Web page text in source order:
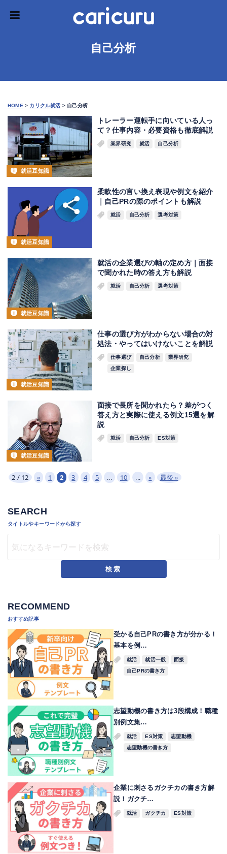
自己分析
HOME > カリクル就活 > 自己分析
就活豆知識
トレーラー運転手に向いている人っ
て？仕事内容・必要資格も徹底解説
業界研究 就活 自己分析
就活豆知識
柔軟性の言い換え表現や例文を紹介
｜自己PRの際のポイントも解説
就活 自己分析 選考対策
就活豆知識
就活の企業選びの軸の定め方｜面接
で聞かれた時の答え方も解説
就活 自己分析 選考対策
就活豆知識
仕事の選び方がわからない場合の対
処法・やってはいけないことを解説
仕事選び 自己分析
業界研究
企業探し
就活豆知識
面接で長所を聞かれたら？差がつく
答え方と実際に使える例文15選を解
説
就活 自己分析 ES対策
2 / 12 « 1 2 3 4 5 ... 10 ... » 最後 »
SEARCH
タイトルやキーワードから探す
検索
RECOMMEND
おすすめ記事
受かる自己PRの書き方が分かる！
基本を例…
就活 就活一般
面接
自己PRの書き方
志望動機の書き方は3段構成！職種
別例文集…
就活 ES対策
志望動機
志望動機の書き方
企業に刺さるガクチカの書き方解
説！ガクチ…
就活 ガクチカ ES対策